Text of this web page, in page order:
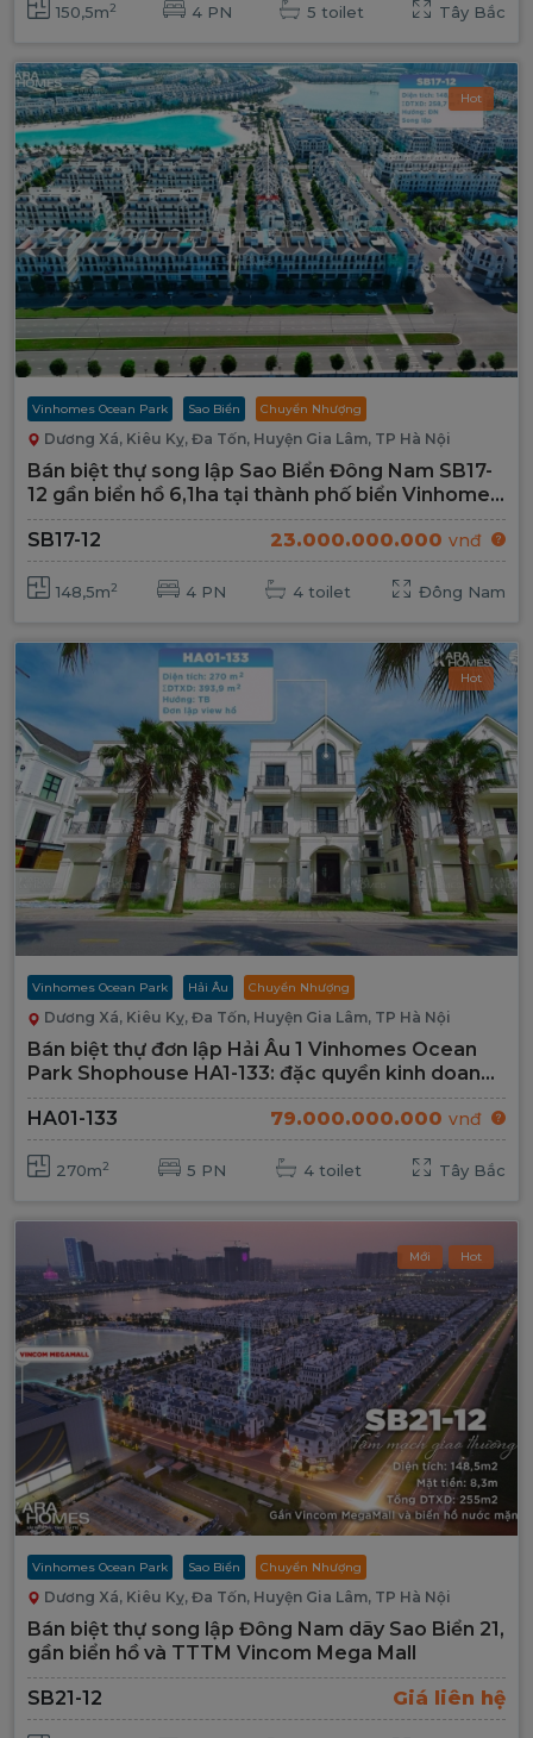
150,5m2 4 PN 5 toilet Tây Bắc
Hot
Vinhomes Ocean Park Sao Biển Chuyển Nhượng
Dương Xá, Kiêu Kỵ, Đa Tốn, Huyện Gia Lâm, TP Hà Nội
Bán biệt thự song lập Sao Biển Đông Nam SB17-
12 gần biển hồ 6,1ha tại thành phố biển Vinhomes
Ocean Park
SB17-12
23.000.000.000 vnđ
148,5m2 4 PN 4 toilet Đông Nam
Hot
Vinhomes Ocean Park Hải Âu Chuyển Nhượng
Dương Xá, Kiêu Kỵ, Đa Tốn, Huyện Gia Lâm, TP Hà Nội
Bán biệt thự đơn lập Hải Âu 1 Vinhomes Ocean
Park Shophouse HA1-133: đặc quyền kinh doanh
sinh lời bền vững
HA01-133
79.000.000.000 vnđ
270m2 5 PN 4 toilet Tây Bắc
Mới Hot
Vinhomes Ocean Park Sao Biển Chuyển Nhượng
Dương Xá, Kiêu Kỵ, Đa Tốn, Huyện Gia Lâm, TP Hà Nội
Bán biệt thự song lập Đông Nam dãy Sao Biển 21,
gần biển hồ và TTTM Vincom Mega Mall
SB21-12
Giá liên hệ